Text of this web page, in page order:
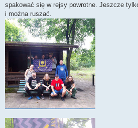
spakować się w rejsy powrotne. Jeszcze
i można ruszać.